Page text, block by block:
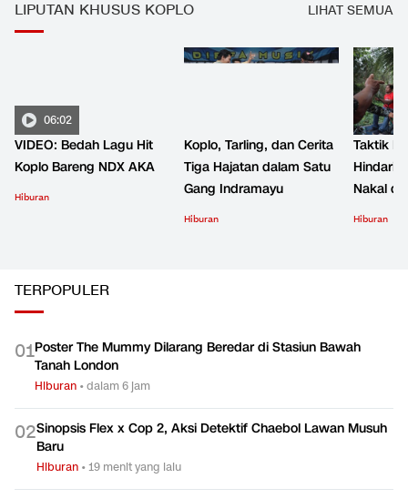
LIPUTAN KHUSUS KOPLO LIHAT SEMUA
06:02
VIDEO: Bedah Lagu Hit
Koplo Bareng NDX AKA
Hiburan
Koplo, Tarling, dan Cerita
Tiga Hajatan dalam Satu
Gang Indramayu
Hiburan
Taktik
Hindari
Nakal
Hiburan
TERPOPULER
01Poster The Mummy Dilarang Beredar di Stasiun Bawah
Tanah London
Hiburan •dalam 6 jam
02Sinopsis Flex x Cop 2, Aksi Detektif Chaebol Lawan Musuh
Baru
Hiburan •19 menit yang lalu